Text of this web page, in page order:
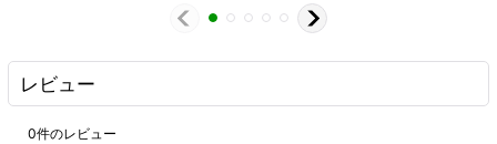
レビュー
0件のレビュー